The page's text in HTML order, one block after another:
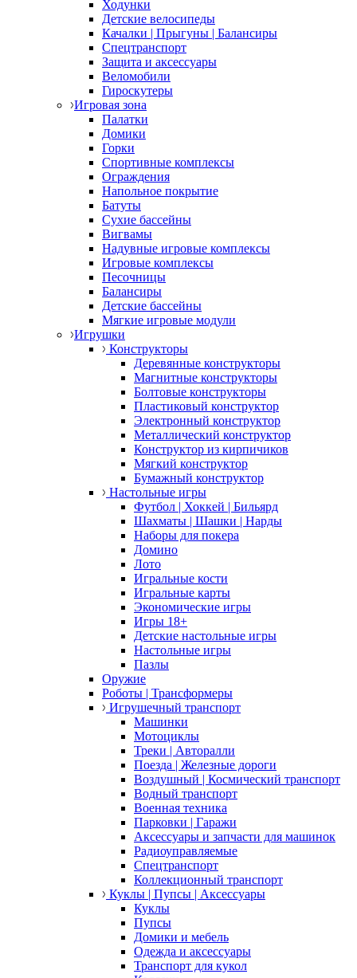
Ходунки
Детские велосипеды
Качалки | Прыгуны | Балансиры
Спецтранспорт
Защита и аксессуары
Веломобили
Гироскутеры
Игровая зона
Палатки
Домики
Горки
Спортивные комплексы
Ограждения
Напольное покрытие
Батуты
Сухие бассейны
Вигвамы
Надувные игровые комплексы
Игровые комплексы
Песочницы
Балансиры
Детские бассейны
Мягкие игровые модули
Игрушки
Конструкторы
Деревянные конструкторы
Магнитные конструкторы
Болтовые конструкторы
Пластиковый конструктор
Электронный конструктор
Металлический конструктор
Конструктор из кирпичиков
Мягкий конструктор
Бумажный конструктор
Настольные игры
Футбол | Хоккей | Бильярд
Шахматы | Шашки | Нарды
Наборы для покера
Домино
Лото
Игральные кости
Игральные карты
Экономические игры
Игры 18+
Детские настольные игры
Настольные игры
Пазлы
Оружие
Роботы | Трансформеры
Игрушечный транспорт
Машинки
Мотоциклы
Треки | Авторалли
Поезда | Железные дороги
Воздушный | Космический транспорт
Водный транспорт
Военная техника
Парковки | Гаражи
Аксессуары и запчасти для машинок
Радиоуправляемые
Спецтранспорт
Коллекционный транспорт
Куклы | Пупсы | Аксессуары
Куклы
Пупсы
Домики и мебель
Одежда и аксессуары
Транспорт для кукол